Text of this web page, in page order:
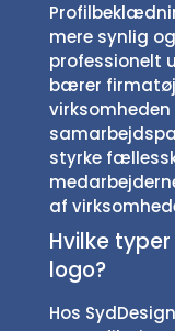
mere synlig
professionelt
bærer firmatøj
styrke
af
Hvilke
logo?
Hos